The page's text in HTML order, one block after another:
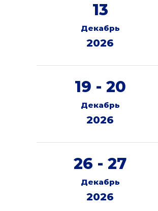
13
Декабрь
2026
19 - 20
Декабрь
2026
26 - 27
Декабрь
2026